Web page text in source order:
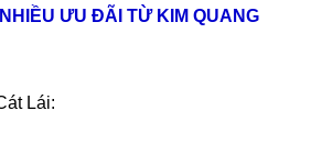
ƯU ĐÃI TỪ KIM QUANG
Lái: